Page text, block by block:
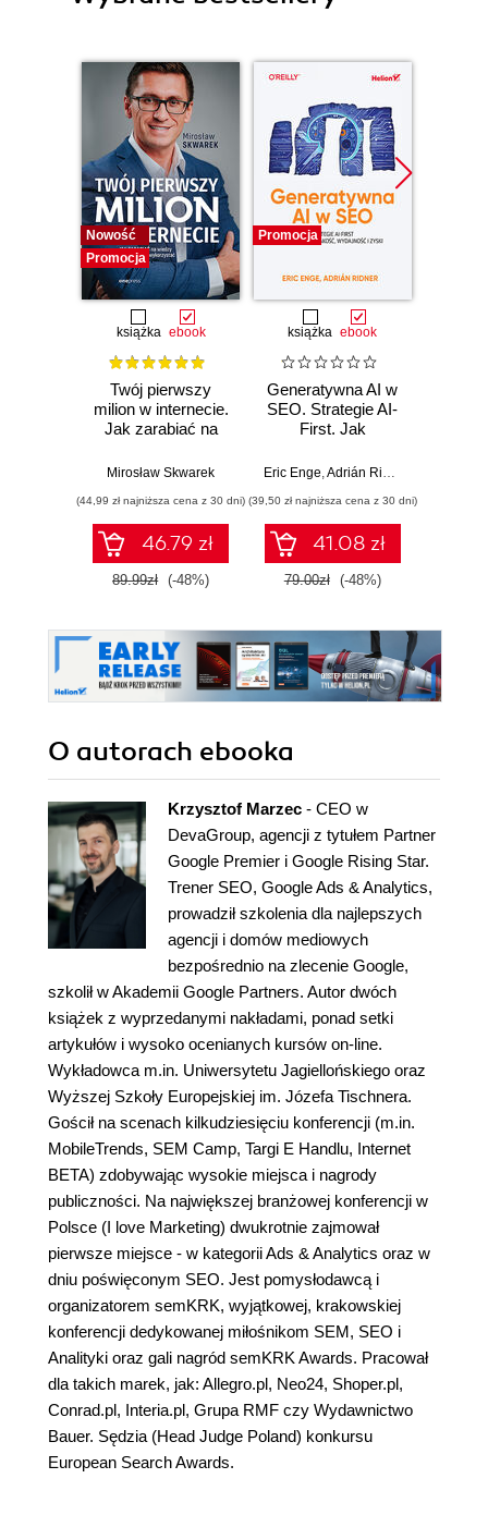
Nowość
Promocja
książka ebook
Twój pierwszy
milion w internecie.
Jak zarabiać na
maksymalnie
potencjał
Mirosław Skwarek
(44,99 zł najniższa cena z 30 dni)
46.79 zł
89.99zł (-48%)
Promocja
książka ebook
Generatywna AI w
SEO. Strategie AI-
First. Jak
wydajność i zyski
Eric Enge,Adrián Ridner
(39,50 zł najniższa cena z 30 dni)
41.08 zł
79.00zł (-48%)
O autorach ebooka
Krzysztof Marzec - CEO w
DevaGroup, agencji z tytułem Partner
Google Premier i Google Rising Star.
Trener SEO, Google Ads & Analytics,
prowadził szkolenia dla najlepszych
agencji i domów mediowych
bezpośrednio na zlecenie Google,
szkolił w Akademii Google Partners. Autor dwóch
książek z wyprzedanymi nakładami, ponad setki
artykułów i wysoko ocenianych kursów on-line.
Wykładowca m.in. Uniwersytetu Jagiellońskiego oraz
Wyższej Szkoły Europejskiej im. Józefa Tischnera.
Gościł na scenach kilkudziesięciu konferencji (m.in.
MobileTrends, SEM Camp, Targi E Handlu, Internet
BETA) zdobywając wysokie miejsca i nagrody
publiczności. Na największej branżowej konferencji w
Polsce (I love Marketing) dwukrotnie zajmował
pierwsze miejsce - w kategorii Ads & Analytics oraz w
dniu poświęconym SEO. Jest pomysłodawcą i
organizatorem semKRK, wyjątkowej, krakowskiej
konferencji dedykowanej miłośnikom SEM, SEO i
Analityki oraz gali nagród semKRK Awards. Pracował
dla takich marek, jak: Allegro.pl, Neo24, Shoper.pl,
Conrad.pl, Interia.pl, Grupa RMF czy Wydawnictwo
Bauer. Sędzia (Head Judge Poland) konkursu
European Search Awards.